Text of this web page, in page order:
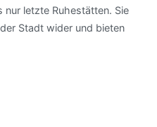
nur letzte Ruhestätten. Sie
Stadt wider und bieten